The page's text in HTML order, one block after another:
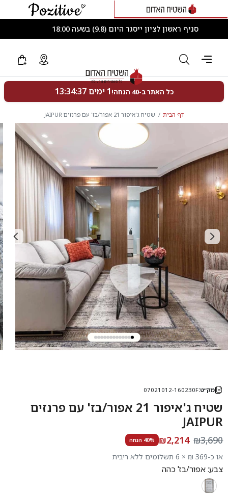
סניף ראשון לציון ייסגר היום (9.8) בשעה 18:00
דף הבית שטיח ג'איפור 21 אפור/בז' עם פרנזים JAIPUR
מק״ט:07021012-160230F
שטיח ג'איפור 21 אפור/בז' עם פרנזים
JAIPUR
₪3,690
₪2,214 40% הנחה
או כ-369 ₪ × 6 תשלומים ללא ריבית
צבע:אפור/בז' כהה